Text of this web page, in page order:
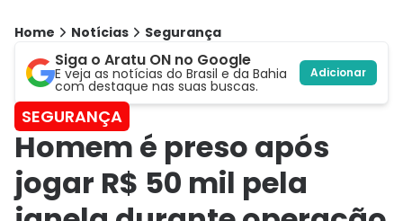
Home Notícias Segurança
Siga o Aratu ON no Google
E veja as notícias do Brasil e da Bahia
com destaque nas suas buscas.
Adicionar
SEGURANÇA
Homem é preso após
jogar R$ 50 mil pela